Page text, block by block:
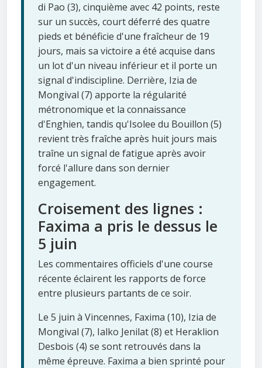
di Pao (3), cinquième avec 42 points, reste
sur un succès, court déferré des quatre
pieds et bénéficie d'une fraîcheur de 19
jours, mais sa victoire a été acquise dans
un lot d'un niveau inférieur et il porte un
signal d'indiscipline. Derrière, Izia de
Mongival (7) apporte la régularité
métronomique et la connaissance
d'Enghien, tandis qu'Isolee du Bouillon (5)
revient très fraîche après huit jours mais
traîne un signal de fatigue après avoir
forcé l'allure dans son dernier
engagement.
Croisement des lignes :
Faxima a pris le dessus le
5 juin
Les commentaires officiels d'une course
récente éclairent les rapports de force
entre plusieurs partants de ce soir.
Le 5 juin à Vincennes, Faxima (10), Izia de
Mongival (7), Ialko Jenilat (8) et Heraklion
Desbois (4) se sont retrouvés dans la
même épreuve. Faxima a bien sprinté pour